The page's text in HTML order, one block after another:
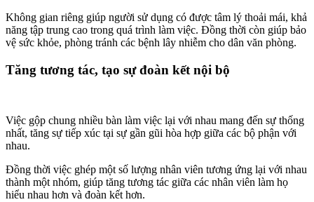
Không gian riêng giúp người sử dụng có được tâm lý thoải mái, khả
năng tập trung cao trong quá trình làm việc. Đồng thời còn giúp bảo
vệ sức khỏe, phòng tránh các bệnh lây nhiễm cho dân văn phòng.
Tăng tương tác, tạo sự đoàn kết nội bộ
Việc gộp chung nhiều bàn làm việc lại với nhau mang đến sự thống
nhất, tăng sự tiếp xúc tại sự gần gũi hòa hợp giữa các bộ phận với
nhau.
Đồng thời việc ghép một số lượng nhân viên tương ứng lại với nhau
thành một nhóm, giúp tăng tương tác giữa các nhân viên làm họ
hiểu nhau hơn và đoàn kết hơn.